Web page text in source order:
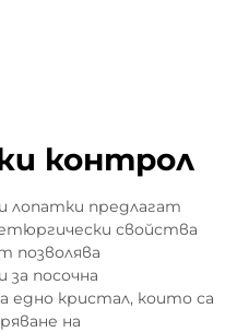
контрол
лопатки предлагат
свойства
позволява
посочна
едно кристал, които са
на